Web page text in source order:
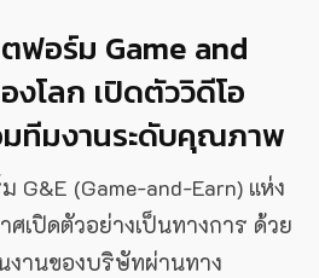
ฟอร์ม Game and
งโลก เปิดตัววิดีโอ
ทีมงานระดับคุณภาพ
G&E (Game-and-Earn) แห่ง
ศเปิดตัวอย่างเป็นทางการ ด้วย
งานของบริษัทผ่านทาง